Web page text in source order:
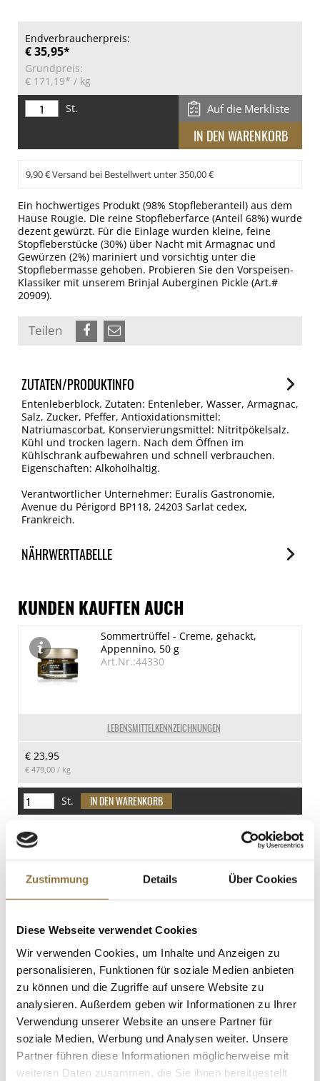
Zustimmung Details Über Cookies
Diese Webseite verwendet Cookies
Wir verwenden Cookies, um Inhalte und Anzeigen zu
personalisieren, Funktionen für soziale Medien anbieten
zu können und die Zugriffe auf unsere Website zu
analysieren. Außerdem geben wir Informationen zu Ihrer
Verwendung unserer Website an unsere Partner für
soziale Medien, Werbung und Analysen weiter. Unsere
Partner führen diese Informationen möglicherweise mit
weiteren Daten zusammen, die Sie ihnen bereitgestellt
Endverbraucherpreis:
€ 35,95*
Grundpreis:
€ 171,19* / kg
St.
Auf die Merkliste
9,90 € Versand bei Bestellwert unter 350,00 €
Ein hochwertiges Produkt (98% Stopfleberanteil) aus dem
Hause Rougie. Die reine Stopfleberfarce (Anteil 68%) wurde
dezent gewürzt. Für die Einlage wurden kleine, feine
Stopfleberstücke (30%) über Nacht mit Armagnac und
Gewürzen (2%) mariniert und vorsichtig unter die
Stopflebermasse gehoben. Probieren Sie den Vorspeisen-
Klassiker mit unserem Brinjal Auberginen Pickle (Art.#
20909).
Teilen
ZUTATEN/PRODUKTINFO
Entenleberblock. Zutaten: Entenleber, Wasser, Armagnac,
Salz, Zucker, Pfeffer, Antioxidationsmittel:
Natriumascorbat, Konservierungsmittel: Nitritpökelsalz.
Kühl und trocken lagern. Nach dem Öffnen im
Kühlschrank aufbewahren und schnell verbrauchen.
Eigenschaften: Alkoholhaltig.
Verantwortlicher Unternehmer: Euralis Gastronomie,
Avenue du Périgord BP118, 24203 Sarlat cedex,
Frankreich.
NÄHRWERTTABELLE
je 100g
Brennwert
1999 kJ/485 kcal
Fett
50 g
2.3 g
6 g
Salz
1.1 g
KUNDEN KAUFTEN AUCH
LEBENSMITTELKENNZEICHNUNGEN
Sommertrüffel - Creme, gehackt,
Appennino, 50 g
Art.Nr.:44330
€ 23,95
€ 479,00 / kg
St.
LEBENSMITTELKENNZEICHNUNGEN
Sosa Paste - Bourbon-Vanille, 1,5 kg
€ 110,78
€ 73,85/ kg
St.
Grisparty - Mini Grissini Knabbergebäck
mit Olivenöl, Casa Rinaldi, 100 g
Art.Nr.:56340